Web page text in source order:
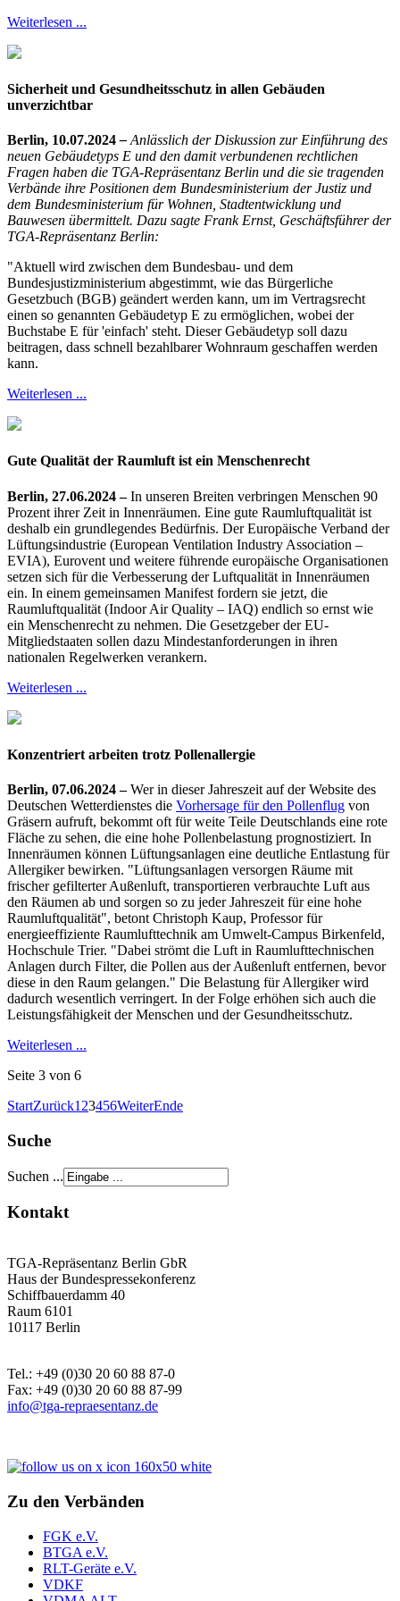
Weiterlesen ...
Sicherheit und Gesundheitsschutz in allen Gebäuden
unverzichtbar
Berlin, 10.07.2024– Anlässlich der Diskussion zur Einführung des
neuen Gebäudetyps E und den damit verbundenen rechtlichen
Fragen haben die TGA-Repräsentanz Berlin und die sie tragenden
Verbände ihre Positionen dem Bundesministerium der Justiz und
dem Bundesministerium für Wohnen, Stadtentwicklung und
Bauwesen übermittelt. Dazu sagte Frank Ernst, Geschäftsführer der
TGA-Repräsentanz Berlin:
"Aktuell wird zwischen dem Bundesbau- und dem
Bundesjustizministerium abgestimmt, wie das Bürgerliche
Gesetzbuch (BGB) geändert werden kann, um im Vertragsrecht
einen so genannten Gebäudetyp E zu ermöglichen, wobei der
Buchstabe E für 'einfach' steht. Dieser Gebäudetyp soll dazu
beitragen, dass schnell bezahlbarer Wohnraum geschaffen werden
kann.
Weiterlesen ...
Gute Qualität der Raumluft ist ein Menschenrecht
Berlin, 27.06.2024 –In unseren Breiten verbringen Menschen 90
Prozent ihrer Zeit in Innenräumen. Eine gute Raumluftqualität ist
deshalb ein grundlegendes Bedürfnis. Der Europäische Verband der
Lüftungsindustrie (European Ventilation Industry Association –
EVIA), Eurovent und weitere führende europäische Organisationen
setzen sich für die Verbesserung der Luftqualität in Innenräumen
ein. In einem gemeinsamen Manifest fordern sie jetzt, die
Raumluftqualität (Indoor Air Quality – IAQ) endlich so ernst wie
ein Menschenrecht zu nehmen. Die Gesetzgeber der EU-
Mitgliedstaaten sollen dazu Mindestanforderungen in ihren
nationalen Regelwerken verankern.
Weiterlesen ...
Konzentriert arbeiten trotz Pollenallergie
Berlin, 07.06.2024 –Wer in dieser Jahreszeit auf der Website des
Deutschen Wetterdienstes die Vorhersage für den Pollenflug von
Gräsern aufruft, bekommt oft für weite Teile Deutschlands eine rote
Fläche zu sehen, die eine hohe Pollenbelastung prognostiziert. In
Innenräumen können Lüftungsanlagen eine deutliche Entlastung für
Allergiker bewirken. "Lüftungsanlagen versorgen Räume mit
frischer gefilterter Außenluft, transportieren verbrauchte Luft aus
den Räumen ab und sorgen so zu jeder Jahreszeit für eine hohe
Raumluftqualität", betont Christoph Kaup, Professor für
energieeffiziente Raumlufttechnik am Umwelt-Campus Birkenfeld,
Hochschule Trier. "Dabei strömt die Luft in Raumlufttechnischen
Anlagen durch Filter, die Pollen aus der Außenluft entfernen, bevor
diese in den Raum gelangen." Die Belastung für Allergiker wird
dadurch wesentlich verringert. In der Folge erhöhen sich auch die
Leistungsfähigkeit der Menschen und der Gesundheitsschutz.
Weiterlesen ...
Seite 3 von 6
StartZurück1 23456WeiterEnde
Suche
Suchen ...
Kontakt
TGA-Repräsentanz Berlin GbR
Haus der Bundespressekonferenz
Schiffbauerdamm 40
Raum 6101
10117 Berlin
Tel.: +49 (0)30 20 60 88 87-0
Fax: +49 (0)30 20 60 88 87-99
info@tga-repraesentanz.de
Zu den Verbänden
FGK e.V.
BTGA e.V.
RLT-Geräte e.V.
VDKF